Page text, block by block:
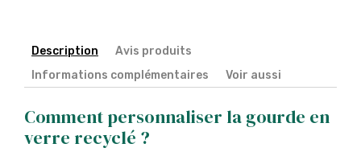
Description
Avis produits
Informations complémentaires
Voir aussi
Comment personnaliser la gourde en
verre recyclé ?